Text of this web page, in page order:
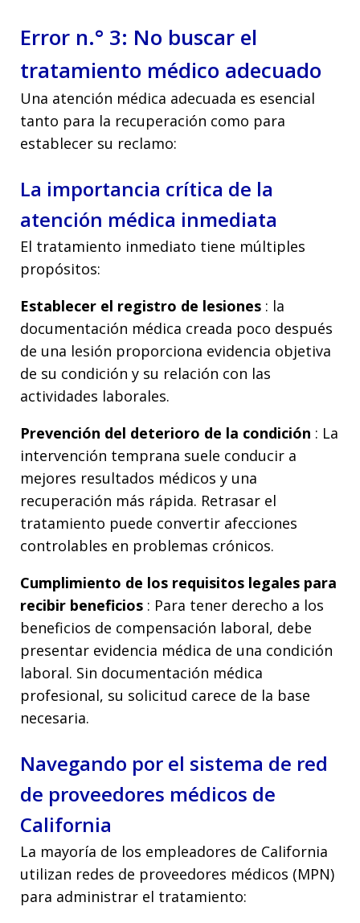
Error n.° 3: No buscar el
tratamiento médico adecuado
Una atención médica adecuada es esencial
tanto para la recuperación como para
establecer su reclamo:
La importancia crítica de la
atención médica inmediata
El tratamiento inmediato tiene múltiples
propósitos:
Establecer el registro de lesiones : la
documentación médica creada poco después
de una lesión proporciona evidencia objetiva
de su condición y su relación con las
actividades laborales.
Prevención del deterioro de la condición : La
intervención temprana suele conducir a
mejores resultados médicos y una
recuperación más rápida. Retrasar el
tratamiento puede convertir afecciones
controlables en problemas crónicos.
Cumplimiento de los requisitos legales para
recibir beneficios : Para tener derecho a los
beneficios de compensación laboral, debe
presentar evidencia médica de una condición
laboral. Sin documentación médica
profesional, su solicitud carece de la base
necesaria.
Navegando por el sistema de red
de proveedores médicos de
California
La mayoría de los empleadores de California
utilizan redes de proveedores médicos (MPN)
para administrar el tratamiento: